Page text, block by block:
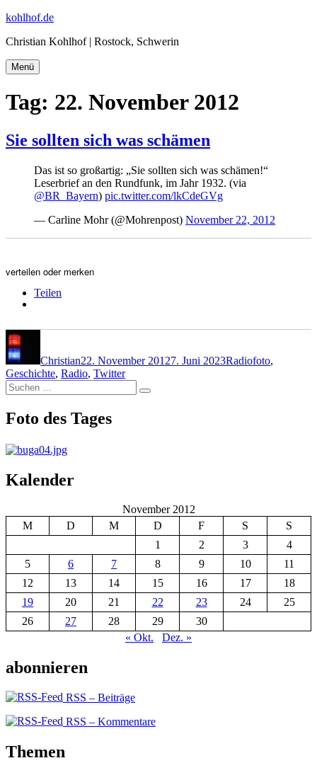
Zum
springen
kohlhof.de
Christian Kohlhof | Rostock, Schwerin
Menü
Tag: 22. November 2012
Sie sollten sich was schämen
Das ist so großartig: „Sie sollten sich was schämen!“
Leserbrief an den Rundfunk, im Jahr 1932. (via
@BR_Bayern) pic.twitter.com/lkCdeGVg
— Carline Mohr (@Mohrenpost) November 22, 2012
verteilen oder merken
Teilen
Christian22. November 20127. Juni 2023Radiofoto,
Geschichte, Radio, Twitter
Suchen
nach:
Suchen
Foto des Tages
Kalender
November 2012
M
D M D F S
S
1
2 3
4
5
6 7 8 9 10
11
12
13 14 15 16 17
18
19
20 21 22 23 24
25
26
27 28 29
30
« Okt.
Dez. »
abonnieren
RSS – Beiträge
RSS – Kommentare
Themen